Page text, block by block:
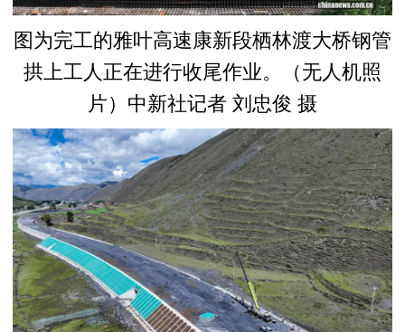
图为完工的雅叶高速康新段栖林渡大桥钢管
拱上工人正在进行收尾作业。（无人机照
片）中新社记者 刘忠俊 摄